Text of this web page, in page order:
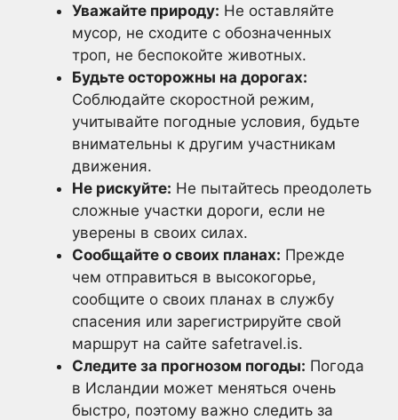
Уважайте природу: Не оставляйте
мусор, не сходите с обозначенных
троп, не беспокойте животных.
Будьте осторожны на дорогах:
Соблюдайте скоростной режим,
учитывайте погодные условия, будьте
внимательны к другим участникам
движения.
Не рискуйте: Не пытайтесь преодолеть
сложные участки дороги, если не
уверены в своих силах.
Сообщайте о своих планах: Прежде
чем отправиться в высокогорье,
сообщите о своих планах в службу
спасения или зарегистрируйте свой
маршрут на сайте safetravel.is.
Следите за прогнозом погоды: Погода
в Исландии может меняться очень
быстро, поэтому важно следить за